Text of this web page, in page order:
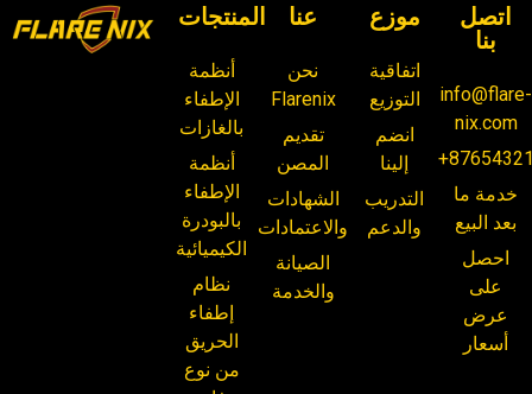
المنتجات
أنظمة
الإطفاء
بالغازات
أنظمة
الإطفاء
بالبودرة
الكيميائية
نظام
إطفاء
الحريق
من نوع
عنا
نحن
Flarenix
تقديم
المصن
الشهادات
والاعتمادات
الصيانة
والخدمة
موزع
اتفاقية
التوزيع
انضم
إلينا
التدريب
والدعم
اتصل
بنا
info@flare-
nix.com
خدمة ما
بعد البيع
احصل
على
عرض
أسعار